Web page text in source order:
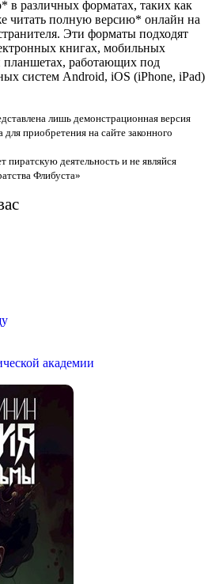
в различных форматах, таких как
читать полную версию* онлайн на
Эти форматы подходят
книгах, мобильных
планшетах, работающих под
систем Android, iOS (iPhone, iPad)
лишь демонстрационная версия
приобретения на сайте законного
деятельность и не являйся
Флибуста»
академии